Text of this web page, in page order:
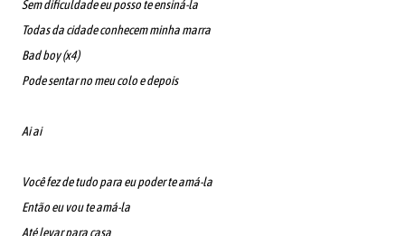
Sem dificuldade eu posso te ensiná-la
Todas da cidade conhecem minha marra
Bad boy (x4)
Pode sentar no meu colo e depois
Ai ai
Você fez de tudo para eu poder te amá-la
Então eu vou te amá-la
Até levar para casa